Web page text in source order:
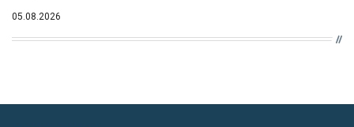
05.08.2026